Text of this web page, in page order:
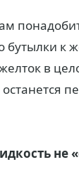
бутылки к
в
останется
не